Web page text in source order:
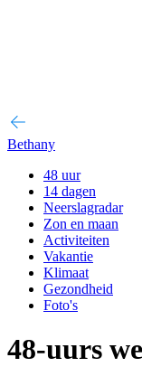
Bethany
48 uur
14 dagen
Neerslagradar
Zon en maan
Activiteiten
Vakantie
Klimaat
Gezondheid
Foto's
48-uurs